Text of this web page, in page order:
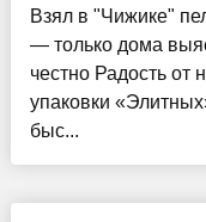
Взял в "Чижике"
— только дома
честно Радость от
упаковки
быс...